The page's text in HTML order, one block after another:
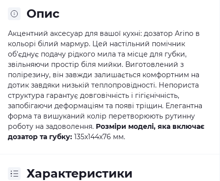
Опис
Акцентний аксесуар для вашої кухні: дозатор Arino в
кольорі білий мармур. Цей настільний помічник
об'єднує подачу рідкого мила та місце для губки,
звільняючи простір біля мийки. Виготовлений з
полірезину, він завжди залишається комфортним на
дотик завдяки низькій теплопровідності. Непориста
структура гарантує довговічність і гігієнічність,
запобігаючи деформаціям та появі тріщин. Елегантна
форма та вишуканий колір перетворюють рутинну
роботу на задоволення. Розміри моделі, яка включає
дозатор та губку: 135х144х76 мм.
Характеристики